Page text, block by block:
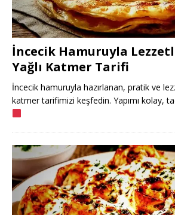
İncecik Hamuruyla
Yağlı Katmer Tarifi
İncecik hamuruyla hazırlanan, pratik ve
katmer tarifimizi keşfedin. Yapımı kolay,